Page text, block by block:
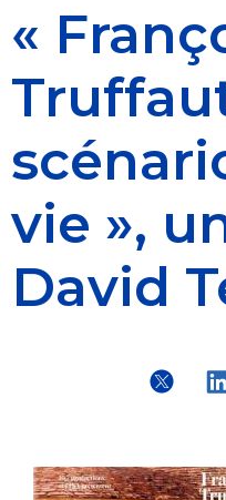
«
vie »,
David